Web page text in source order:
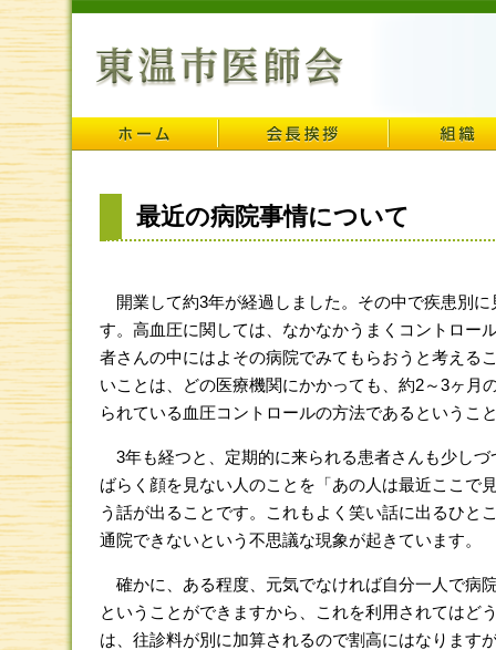
最近の病院事情について
開業して約3年が経過しました。その中で疾患別
す。高血圧に関しては、なかなかうまくコントロー
者さんの中にはよその病院でみてもらおうと考える
いことは、どの医療機関にかかっても、約2～3ヶ月
られている血圧コントロールの方法であるというこ
3年も経つと、定期的に来られる患者さんも少し
ばらく顔を見ない人のことを「あの人は最近ここで
う話が出ることです。これもよく笑い話に出るひと
通院できないという不思議な現象が起きています。
確かに、ある程度、元気でなければ自分一人で病
ということができますから、これを利用されてはど
は、往診料が別に加算されるので割高にはなります